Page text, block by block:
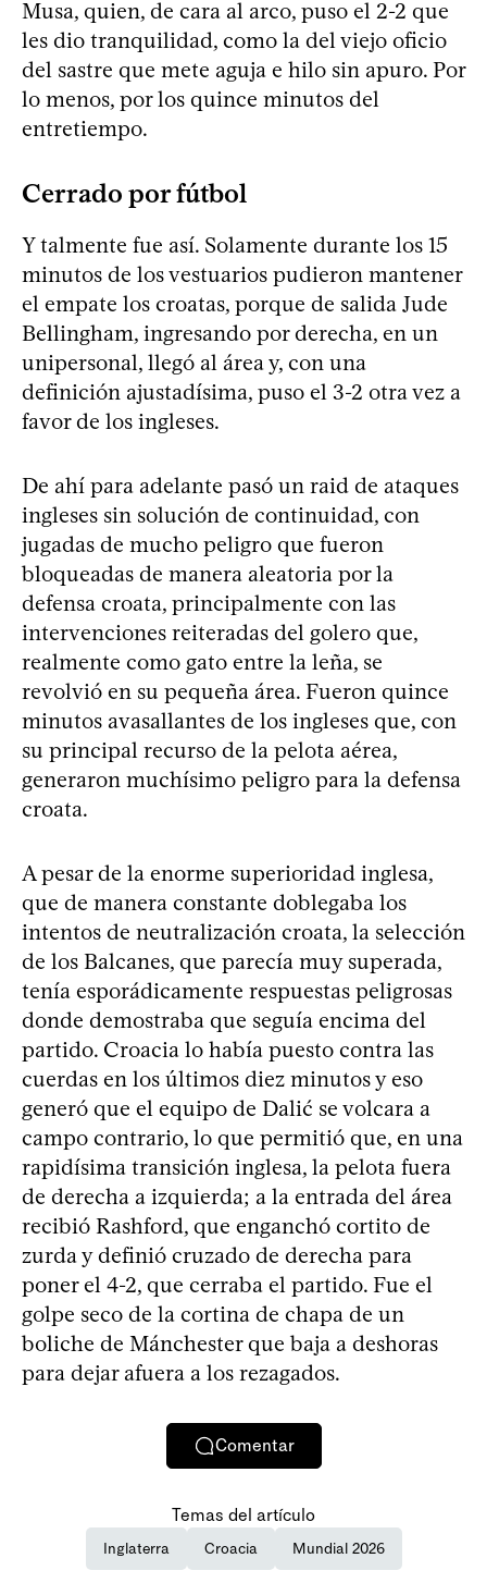
Musa, quien, de cara al arco, puso el 2-2 que
les dio tranquilidad, como la del viejo oficio
del sastre que mete aguja e hilo sin apuro. Por
lo menos, por los quince minutos del
entretiempo.
Cerrado por fútbol
Y talmente fue así. Solamente durante los 15
minutos de los vestuarios pudieron mantener
el empate los croatas, porque de salida Jude
Bellingham, ingresando por derecha, en un
unipersonal, llegó al área y, con una
definición ajustadísima, puso el 3-2 otra vez a
favor de los ingleses.
De ahí para adelante pasó un raid de ataques
ingleses sin solución de continuidad, con
jugadas de mucho peligro que fueron
bloqueadas de manera aleatoria por la
defensa croata, principalmente con las
intervenciones reiteradas del golero que,
realmente como gato entre la leña, se
revolvió en su pequeña área. Fueron quince
minutos avasallantes de los ingleses que, con
su principal recurso de la pelota aérea,
generaron muchísimo peligro para la defensa
croata.
A pesar de la enorme superioridad inglesa,
que de manera constante doblegaba los
intentos de neutralización croata, la selección
de los Balcanes, que parecía muy superada,
tenía esporádicamente respuestas peligrosas
donde demostraba que seguía encima del
partido. Croacia lo había puesto contra las
cuerdas en los últimos diez minutos y eso
generó que el equipo de Dalić se volcara a
campo contrario, lo que permitió que, en una
rapidísima transición inglesa, la pelota fuera
de derecha a izquierda; a la entrada del área
recibió Rashford, que enganchó cortito de
zurda y definió cruzado de derecha para
poner el 4-2, que cerraba el partido. Fue el
golpe seco de la cortina de chapa de un
boliche de Mánchester que baja a deshoras
para dejar afuera a los rezagados.
Comentar
Temas del artículo
Inglaterra Croacia Mundial 2026